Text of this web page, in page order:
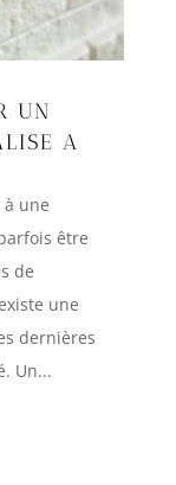
UN
A
une
être
de
une
dernières
Un...